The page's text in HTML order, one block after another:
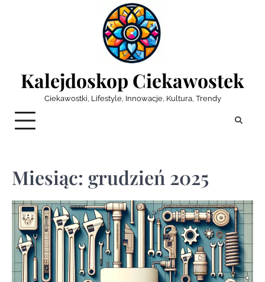
Kalejdoskop Ciekawostek
Ciekawostki, Lifestyle, Innowacje, Kultura, Trendy
Miesiąc: grudzień 2025